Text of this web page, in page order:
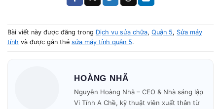
🚗 Có mặt tại nhà khách trong30–45 phút
🎁 Bảo hành minh bạch – không phát sinh phí.
Bài viết này được đăng trong Dịch vụ sửa chữa, Quận 5, Sửa máy
tính và được gắn thẻ sửa máy tính quận 5.
HOÀNG NHÃ
Nguyễn Hoàng Nhã – CEO & Nhà sáng lập
Vi Tính A Chề, kỹ thuật viên xuất thân từ